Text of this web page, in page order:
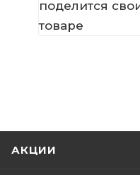
поделится
товаре
АКЦИИ